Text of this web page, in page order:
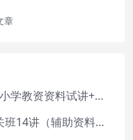
章
2021年教师资格证统考面试 小学教资资料试讲+答辩
中小学美术面试说课试讲通关班14讲（辅助资料第一套）